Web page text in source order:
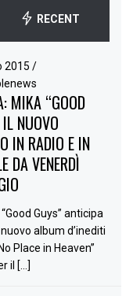
RECENT
2015 /
MIKA “GOOD
NUOVO
IN RADIO E IN
DA VENERDÌ
“Good Guys” anticipa
album d’inediti
Place in Heaven”
il […]